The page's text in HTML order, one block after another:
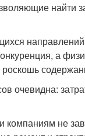
найти
направлений
а
очевидна:
не